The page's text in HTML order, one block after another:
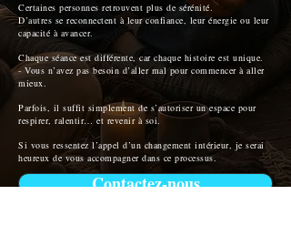
Certaines personnes retrouvent plus de sérénité.
D’autres se reconnectent à leur confiance, leur énergie ou leur
capacité à avancer.
Chaque séance est différente, car chaque histoire est unique.
- Vous n’avez pas besoin d’aller mal pour commencer à aller
mieux.
Parfois, il suffit simplement de s’autoriser un espace pour
respirer, ralentir… et revenir à soi.
Si vous ressentez l’appel d’un changement intérieur, je serai
heureux de vous accompagner dans ce processus.
Contactez-nous